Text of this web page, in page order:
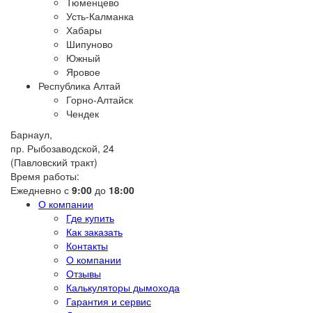
Усть-Калманка
Хабары
Шипуново
Южный
Яровое
Республика Алтай
Горно-Алтайск
Чендек
Барнаул,
пр. Рыбозаводской, 24
(Павловский тракт)
Время работы:
Ежедневно с 9:00 до 18:00
О компании
Где купить
Как заказать
Контакты
О компании
Отзывы
Калькуляторы дымохода
Гарантия и сервис